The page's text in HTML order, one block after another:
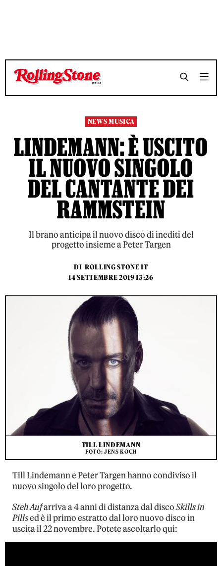
TEMPO DI LETTURA 2 MINUTI SHARE
TEMPO DI LETTURA 2 MINUTI SHARE
NEWS MUSICA
LINDEMANN: È USCITO
IL NUOVO SINGOLO
DEL CANTANTE DEI
RAMMSTEIN
Il brano anticipa il nuovo disco di inediti del
progetto insieme a Peter Targen
DI ROLLING STONE IT
14 SETTEMBRE 2019 13:26
TILL LINDEMANN
FOTO: JENS KOCH
Till Lindemann e Peter Targen hanno condiviso il
nuovo singolo del loro progetto.
Steh Aufarriva a 4 anni di distanza dal discoSkills in
Pillsed è il primo estratto dal loro nuovo disco in
uscita il 22 novembre. Potete ascoltarlo qui: